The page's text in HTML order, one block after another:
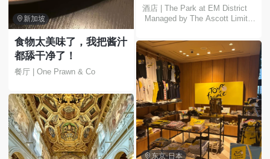
 新加坡
食物太美味了，我把酱汁
都舔干净了！
餐厅 | One Prawn & Co
环绕，尽享都市繁华，放
松身心🍃✨
酒店 | The Park at EM District
Managed by The Ascott Limite
 东京·日本